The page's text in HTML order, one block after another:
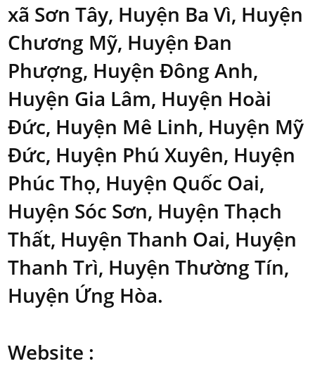
xã Sơn Tây, Huyện Ba Vì, Huyện
Chương Mỹ, Huyện Đan
Phượng, Huyện Đông Anh,
Huyện Gia Lâm, Huyện Hoài
Đức, Huyện Mê Linh, Huyện Mỹ
Đức, Huyện Phú Xuyên, Huyện
Phúc Thọ, Huyện Quốc Oai,
Huyện Sóc Sơn, Huyện Thạch
Thất, Huyện Thanh Oai, Huyện
Thanh Trì, Huyện Thường Tín,
Huyện Ứng Hòa.
Website :